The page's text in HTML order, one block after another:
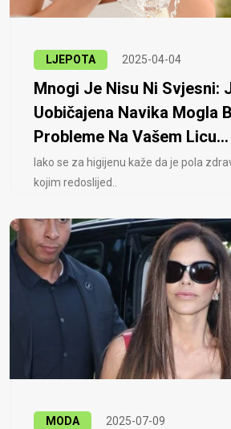
LJEPOTA 2025-04-04
Mnogi Je Nisu Ni Svjesni:
Uobičajena Navika Mogla
Probleme Na Vašem Licu...
Iako se za higijenu kaže da je pola
kojim redoslijed..
MODA 2025-07-09